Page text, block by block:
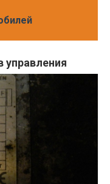
управления